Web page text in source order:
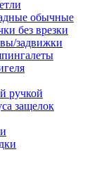
обычные
без врезки
задвижки
ручкой
защелок